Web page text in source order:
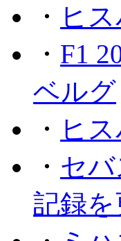
・ ヒ
・ F1
ベルグ
・ ヒ
・ セ
記録を